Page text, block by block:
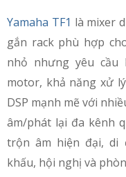
Yamaha TF1 là mixer
gắn rack phù hợp
nhỏ nhưng yêu cầu
motor, khả năng xử
DSP mạnh mẽ với
âm/phát lại đa kênh
trộn âm hiện đại, di
khấu, hội nghị và